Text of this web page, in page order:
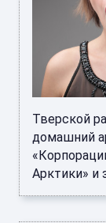
Тверской
домашний
Арктики» и